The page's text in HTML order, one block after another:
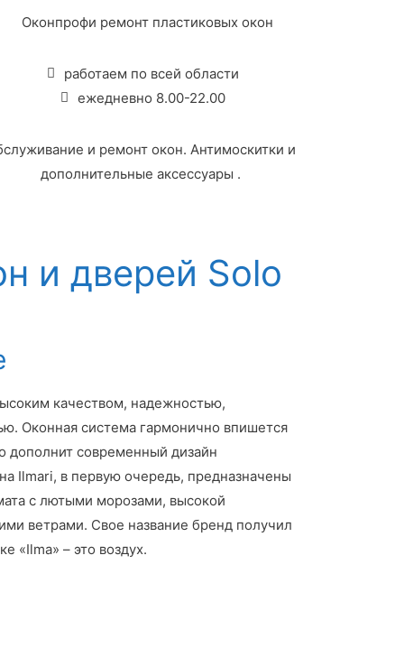
работаем по всей области
ежедневно 8.00-22.00
и ремонт окон. Антимоскитки и
дополнительные аксессуары .
и дверей Solo
качеством, надежностью,
Оконная система гармонично впишется
дополнит современный дизайн
Ilmari, в первую очередь, предназначены
с лютыми морозами, высокой
ветрами. Свое название бренд получил
«Ilma» – это воздух.